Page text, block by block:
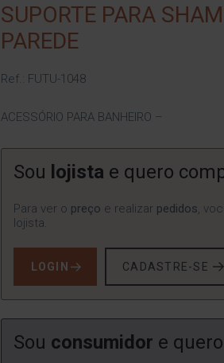
SUPORTE PARA
PAREDE
Ref.: FUTU-1048
ACESSÓRIO PARA BANHEIRO –
Sou lojista e quero
Para ver o preço e realizar pedidos ,
lojista.
LOGIN CADASTRE-SE
Sou consumidor e